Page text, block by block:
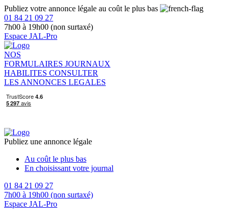
Publiez votre annonce légale au coût le plus bas
01 84 21 09 27
7h00 à 19h00 (non surtaxé)
Espace JAL-Pro
NOS
FORMULAIRES JOURNAUX
HABILITES CONSULTER
LES ANNONCES LEGALES
Publiez une annonce légale
Au coût le plus bas
En choisissant votre journal
01 84 21 09 27
7h00 à 19h00 (non surtaxé)
Espace JAL-Pro